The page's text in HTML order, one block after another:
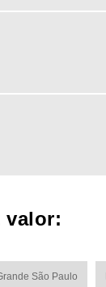
valor:
São Paulo